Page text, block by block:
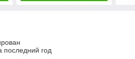
последний год